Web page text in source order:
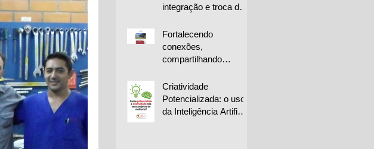
integração e troca de
empresas
Fortalecendo
conexões,
compartilhando
impulsionando a
melhoria contínua
Criatividade
Potencializada: o uso
da Inteligência Artificial